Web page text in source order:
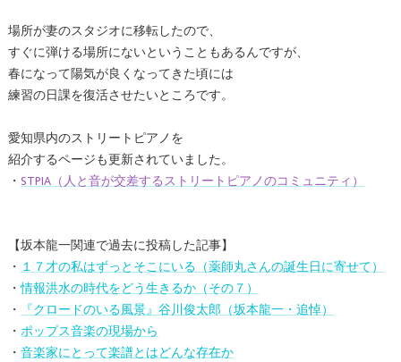
場所が妻のスタジオに移転したので、
すぐに弾ける場所にないということもあるんですが、
春になって陽気が良くなってきた頃には
練習の日課を復活させたいところです。
愛知県内のストリートピアノを
紹介するページも更新されていました。
・ STPIA（人と音が交差するストリートピアノのコミュニティ）
【坂本龍一関連で過去に投稿した記事】
・ １７才の私はずっとそこにいる（薬師丸さんの誕生日に寄せて）
・情報洪水の時代をどう生きるか（その７）
・ 『クロードのいる風景』谷川俊太郎（坂本龍一・追悼）
・ ポップス音楽の現場から
・ 音楽家にとって楽譜とはどんな存在か